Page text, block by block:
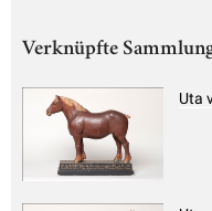
Verknüpfte
Uta